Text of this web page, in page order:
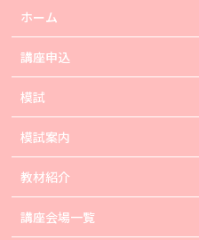
ホーム
講座申込
模試
模試案内
教材紹介
講座会場一覧